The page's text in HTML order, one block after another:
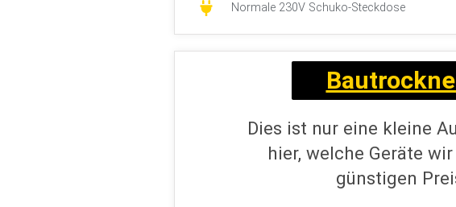
Normale 230V Schuko-Steckdose
Dies ist nur eine kleine
hier, welche Geräte
günstigen